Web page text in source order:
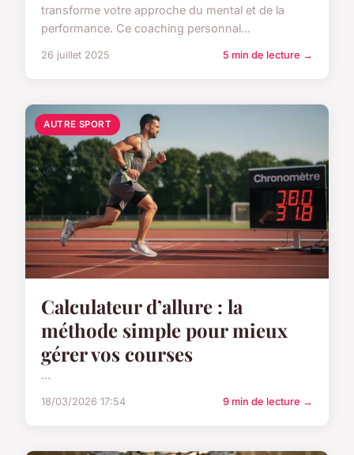
transforme votre approche du mental et de la
performance. Ce coaching personnal...
26 juillet 2025 5 min de lecture →
AUTRE SPORT
Calculateur d’allure : la
méthode simple pour mieux
gérer vos courses
...
18/03/2026 17:54 9 min de lecture →